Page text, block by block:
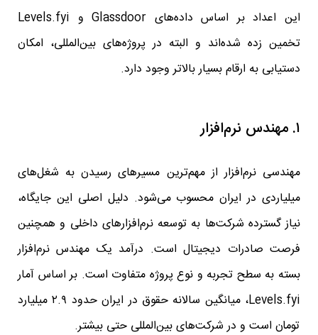
این اعداد بر اساس داده‌های Glassdoor و Levels.fyi
تخمین زده شده‌اند و البته در پروژه‌های بین‌المللی، امکان
دستیابی به ارقام بسیار بالاتر وجود دارد.
۱. مهندس نرم‌افزار
مهندسی نرم‌افزار از مهم‌ترین مسیرهای رسیدن به شغل‌های
میلیاردی در ایران محسوب می‌شود. دلیل اصلی این جایگاه،
نیاز گسترده شرکت‌ها به توسعه نرم‌افزارهای داخلی و همچنین
فرصت صادرات دیجیتال است. درآمد یک مهندس نرم‌افزار
بسته به سطح تجربه و نوع پروژه متفاوت است. بر اساس آمار
Levels.fyi، میانگین سالانه حقوق در ایران حدود ۲.۹ میلیارد
تومان است و در شرکت‌های بین‌المللی حتی بیشتر.